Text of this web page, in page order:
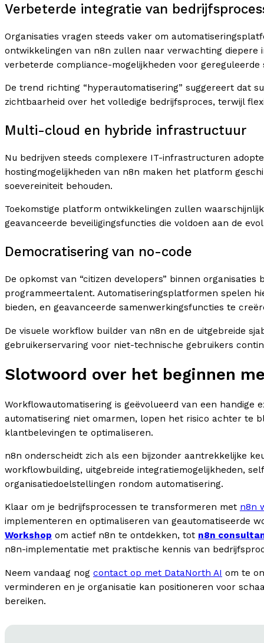
Verbeterde integratie van
Organisaties vragen steeds vaker om
ontwikkelingen van n8n zullen naar verwachting
verbeterde compliance-mogelijkheden voor gereguleerde
De trend richting “hyperautomatisering” suggereert dat
zichtbaarheid over het volledige bedrijfsproces, terwijl
Multi-cloud en hybride infrastructuur
Nu bedrijven steeds complexere IT-infrastructuren
hostingmogelijkheden van n8n maken het platform
soevereiniteit behouden.
Toekomstige platform ontwikkelingen zullen
geavanceerde beveiligingsfuncties die voldoen aan de
Democratisering van no-code
De opkomst van “citizen developers” binnen
programmeertalent. Automatiseringsplatformen spelen
bieden, en geavanceerde samenwerkingsfuncties te
De visuele workflow builder van n8n en de uitgebreide
gebruikerservaring voor niet-technische gebruikers
Slotwoord over het beginnen
Workflowautomatisering is geëvolueerd van een handige
automatisering niet omarmen, lopen het risico achter te
klantbelevingen te optimaliseren.
n8n onderscheidt zich als een bijzonder aantrekkelijke
workflowbuilding, uitgebreide integratiemogelijkheden,
organisatiedoelstellingen rondom automatisering.
Klaar om je bedrijfsprocessen te transformeren met n8n
implementeren en optimaliseren van geautomatiseerde
Workshop om actief n8n te ontdekken, tot n8n
n8n-implementatie met praktische kennis van
Neem vandaag nog contact op met DataNorth AI om te
verminderen en je organisatie kan positioneren voor
bereiken.